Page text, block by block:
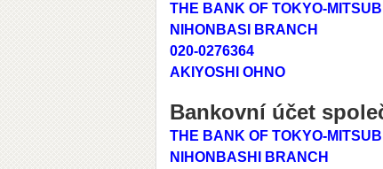
THE BANK OF TOKYO-
NIHONBASI BRANCH
020-0276364
AKIYOSHI OHNO
Bankovní účet
THE BANK OF TOKYO-
NIHONBASHI BRANCH